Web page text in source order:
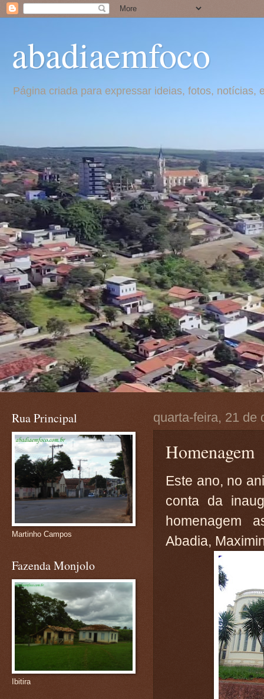
abadiaemfoco
Página criada para expressar ideias, fotos,
quarta-feira, 21 de
Homenagem
Este ano, no
conta da
homenagem
Abadia,
Rua Principal
Martinho Campos
Fazenda Monjolo
Ibitira